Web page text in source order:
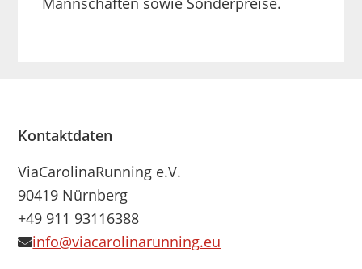
Footer
Kontaktdaten
ViaCarolinaRunning e.V.
90419 Nürnberg
+49 911 93116388
info@viacarolinarunning.eu